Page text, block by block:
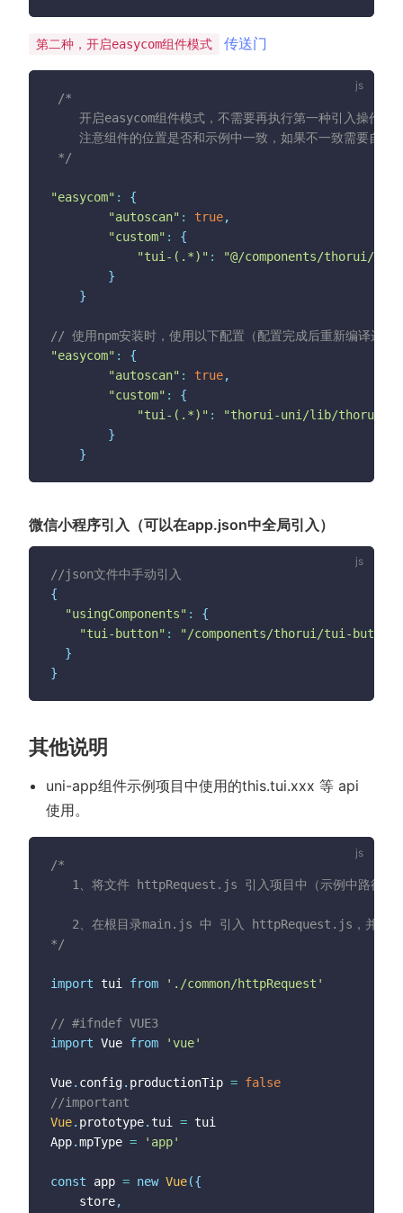
第二种，开启easycom组件模式 传送门
/*
开启easycom组件模式，不需要再执行第一种引入操作即
*/
"easycom" :
{
"autoscan" : true,
"custom" :
{
"tui-(.*)" :
"@/components/thorui/
}
}
// 使用npm安装时，使用以下配置（配置完成后重新编译运行
"easycom" :
{
"autoscan" : true,
"custom" :
{
"tui-(.*)" :
"thorui-uni/lib/thorui/
}
}
微信小程序引入（可以在app.json中全局引入）
//json文件中手动引入
{
"usingComponents" :
{
"tui-button" :
"/components/thorui/tui-
}
}
其他说明
uni-app组件示例项目中使用的this.tui.xxx 等 api
使用。
/*
1、将文件 httpRequest.js 引入项目中（示例中路径
2、在根目录main.js 中 引入 httpRequest.js，并挂载
*/
import tui from './common/httpRequest'
// #ifndef VUE3
import Vue from 'vue'
Vue. config. productionTip = false
//important
Vue. prototype. tui = tui
App.mpType = 'app'
const app = new Vue({
	store
,